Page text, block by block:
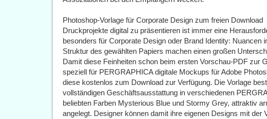
Photoshop-Vorlage für Corporate Design zum freien Download
Druckprojekte digital zu präsentieren ist immer eine
besonders für Corporate Design oder Brand Identity: Nuancen
Struktur des gewählten Papiers machen einen großen
Damit diese Feinheiten schon beim ersten Vorschau-PDF zur
speziell für PERGRAPHICA digitale Mockups für Adobe
diese kostenlos zum Download zur Verfügung. Die Vorlage
vollständigen Geschäftsausstattung in verschiedenen
beliebten Farben Mysterious Blue und Stormy Grey, attraktiv
angelegt. Designer können damit ihre eigenen Designs mit der